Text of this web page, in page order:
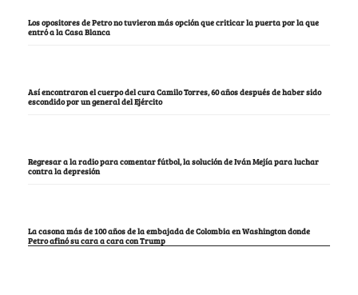
Los opositores de Petro no tuvieron más opción que criticar la puerta por la que
entró a la Casa Blanca
Así encontraron el cuerpo del cura Camilo Torres, 60 años después de haber sido
escondido por un general del Ejército
Regresar a la radio para comentar fútbol, la solución de Iván Mejía para luchar
contra la depresión
La casona más de 100 años de la embajada de Colombia en Washington donde
Petro afinó su cara a cara con Trump